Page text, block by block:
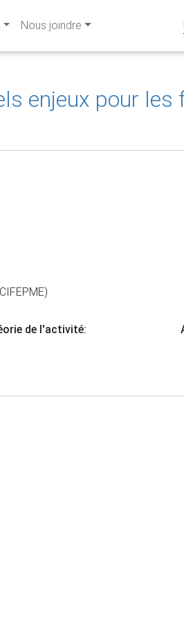
Nous joindre
enjeux pour
de l'activité: